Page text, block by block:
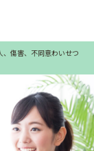
、傷害、不同意わいせつ